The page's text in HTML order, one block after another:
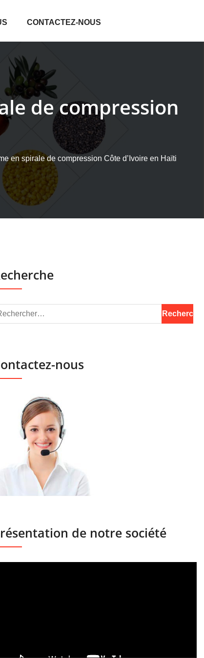
CONTACTEZ-NOUS
de compression
en spirale de compression Côte d’Ivoire en Haïti
nous
de notre société